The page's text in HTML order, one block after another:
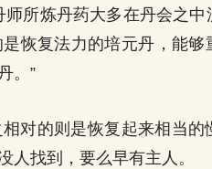
所炼丹药大多在丹会之
恢复法力的培元丹，能够
。”
对的则是恢复起来相当的
人找到，要么早有主人。